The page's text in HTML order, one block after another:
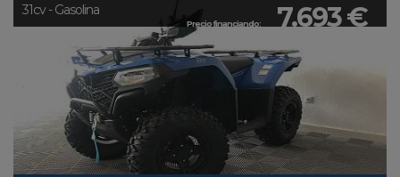
Precio financiando: 7.693 €
31cv - Gasolina